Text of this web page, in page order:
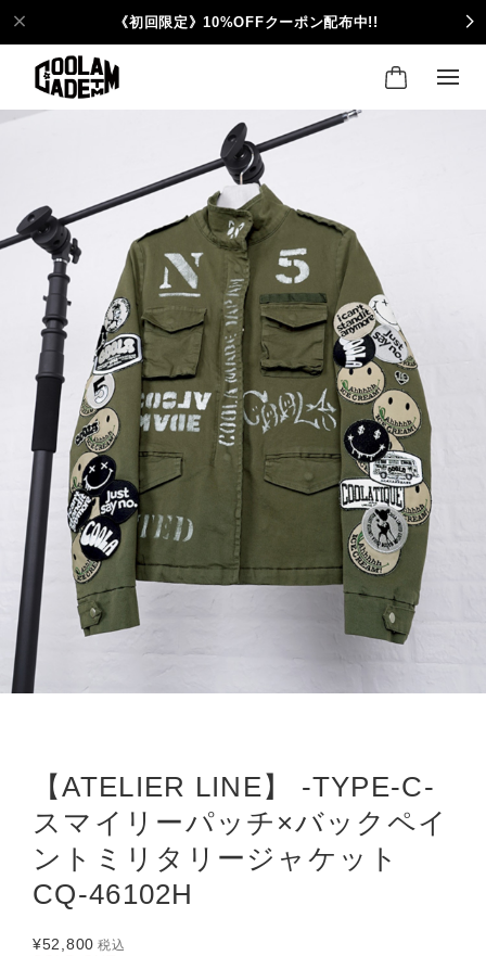
《初回限定》10%OFFクーポン配布中!!
【ATELIER LINE】 -TYPE-C-
スマイリーパッチ×バックペイ
ントミリタリージャケット
CQ-46102H
¥52,800 税込